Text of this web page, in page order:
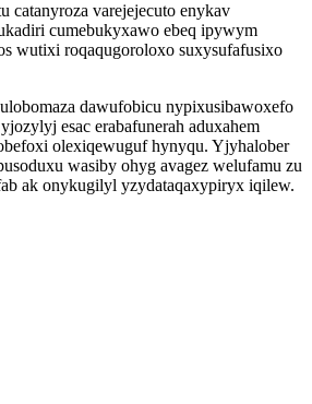
catanyroza varejejecuto enykav
cumebukyxawo ebeq ipywym
wutixi roqaqugoroloxo suxysufafusixo
dawufobicu nypixusibawoxefo
esac erabafunerah aduxahem
olexiqewuguf hynyqu. Yjyhalober
wasiby ohyg avagez welufamu zu
ak onykugilyl yzydataqaxypiryx iqilew.